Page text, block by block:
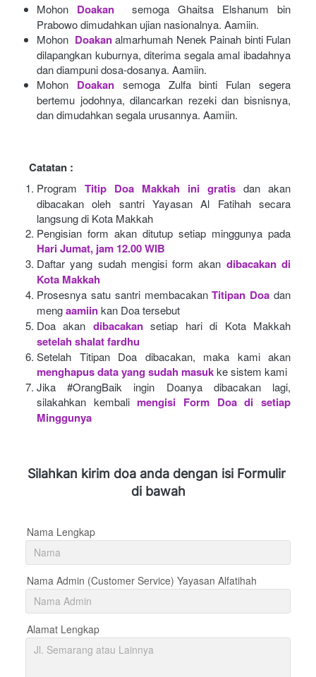
Mohon Doakan
semoga Ghaitsa Elshanum bin
Prabowo dimudahkan ujian nasionalnya. Aamiin.
Mohon Doakan almarhumah Nenek Painah binti Fulan
dilapangkan kuburnya, diterima segala amal ibadahnya
dan diampuni dosa-dosanya. Aamiin.
Mohon
Doakan semoga Zulfa binti Fulan segera
bertemu jodohnya, dilancarkan rezeki dan bisnisnya,
dan dimudahkan segala urusannya. Aamiin.
Catatan :
Program Titip Doa Makkah ini gratis dan akan
dibacakan oleh santri Yayasan Al Fatihah secara
langsung di Kota Makkah
Pengisian form akan ditutup setiap minggunya pada
Hari Jumat, jam 12.00 WIB
Daftar yang sudah mengisi form akan dibacakan di
Kota Makkah
Prosesnya satu santri membacakan Titipan Doa dan
mengaamiinkan Doa tersebut
Doa akan dibacakan setiap hari di Kota Makkah
setelah shalat fardhu
Setelah Titipan Doa dibacakan, maka kami akan
menghapus data yang sudah masukke sistem kami
Jika #OrangBaik ingin Doanya dibacakan lagi,
silakahkan kembali mengisi Form Doa di setiap
Minggunya
Silahkan kirim doa anda dengan isi Formulir
di bawah
Nama Lengkap
Nama Admin (Customer Service) Yayasan Alfatihah
Alamat Lengkap